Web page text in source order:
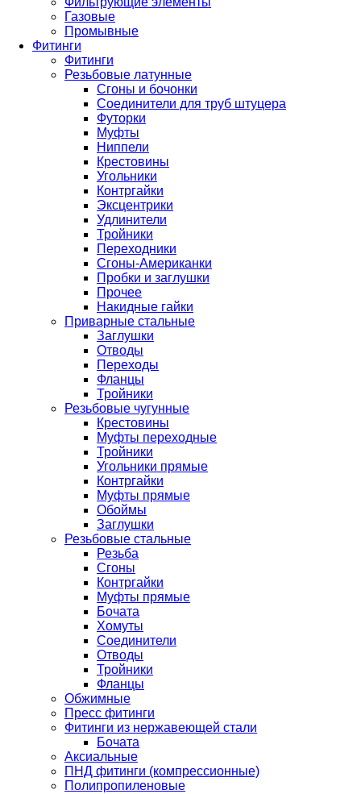
Газовые
Промывные
Фитинги
Фитинги
Резьбовые латунные
Сгоны и бочонки
Соединители для труб штуцера
Футорки
Муфты
Ниппели
Крестовины
Угольники
Контргайки
Эксцентрики
Удлинители
Тройники
Переходники
Сгоны-Американки
Пробки и заглушки
Прочее
Накидные гайки
Приварные стальные
Заглушки
Отводы
Переходы
Фланцы
Тройники
Резьбовые чугунные
Крестовины
Муфты переходные
Тройники
Угольники прямые
Контргайки
Муфты прямые
Обоймы
Заглушки
Резьбовые стальные
Резьба
Сгоны
Контргайки
Муфты прямые
Бочата
Хомуты
Соединители
Отводы
Тройники
Фланцы
Обжимные
Пресс фитинги
Фитинги из нержавеющей стали
Бочата
Аксиальные
ПНД фитинги (компрессионные)
Полипропиленовые